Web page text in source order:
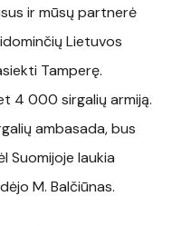
ir mūsų partnerė
Lietuvos
Tamperę.
4 000 sirgalių armiją.
ambasada, bus
Suomijoje laukia
M. Balčiūnas.